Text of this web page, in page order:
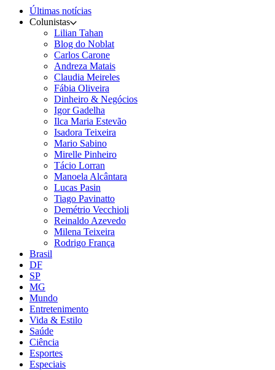
Últimas notícias
Colunistas
Lilian Tahan
Blog do Noblat
Carlos Carone
Andreza Matais
Claudia Meireles
Fábia Oliveira
Dinheiro & Negócios
Igor Gadelha
Ilca Maria Estevão
Isadora Teixeira
Mario Sabino
Mirelle Pinheiro
Tácio Lorran
Manoela Alcântara
Lucas Pasin
Tiago Pavinatto
Demétrio Vecchioli
Reinaldo Azevedo
Milena Teixeira
Rodrigo França
Brasil
DF
SP
MG
Mundo
Entretenimento
Vida & Estilo
Saúde
Ciência
Esportes
Especiais